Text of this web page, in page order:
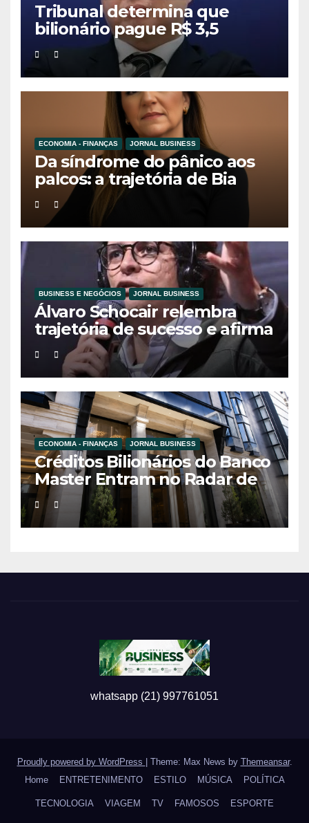
Tribunal determina que
bilionário pague R$ 3,5
bilhões à ex-esposa em
divórcio histórico na Coreia
do Sul
ECONOMIA - FINANÇAS JORNAL BUSINESS
Da síndrome do pânico aos
palcos: a trajetória de Bia
Holmes inspira uma nova
geração de mulheres líderes
BUSINESS E NEGÓCIOS JORNAL BUSINESS
Álvaro Schocair relembra
trajetória de sucesso e afirma
que propósito é o novo
motor do
empreendedorismo
ECONOMIA - FINANÇAS JORNAL BUSINESS
Créditos Bilionários do Banco
Master Entram no Radar de
Investigação por Supostas
Ligações com Esquema
Criminoso
whatsapp (21) 997761051
Proudly powered by WordPress Theme: Max News by Themeansar.
Home
ENTRETENIMENTO ESTILO MÚSICA POLÍTICA
TECNOLOGIA VIAGEM TV FAMOSOS ESPORTE